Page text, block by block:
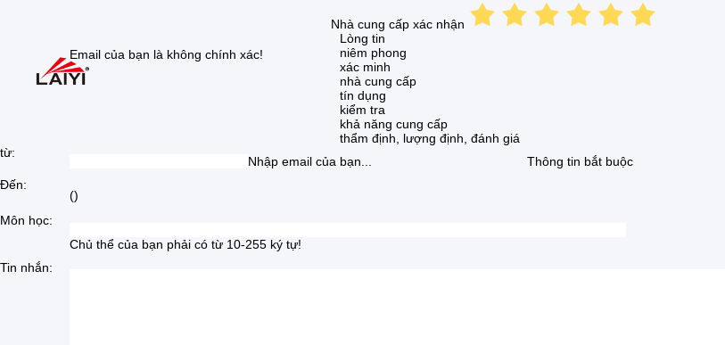
Nhà cung cấp xác nhận
Lòng tin
niêm phong
xác minh
nhà cung cấp
tín dụng
kiểm tra
khả năng cung cấp
thẩm định, lượng định, đánh giá
từ:
Nhập email của bạn...
Email của bạn là không chính xác!
Thông tin bắt buộc
Đến:
()
Môn học:
Chủ thể của bạn phải có từ 10-255 ký tự!
Tin nhắn: